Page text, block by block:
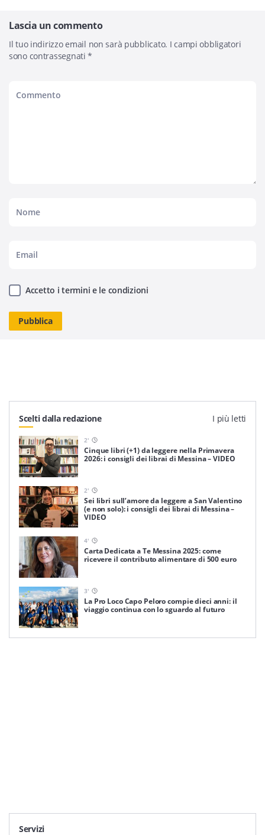
Lascia un commento
Il tuo indirizzo email non sarà pubblicato. I campi obbligatori
sono contrassegnati*
Accetto i termini e le condizioni
Scelti dalla redazione I più letti
2'
Cinque libri (+1) da leggere nella Primavera
2026: i consigli dei librai di Messina – VIDEO
2'
Sei libri sull’amore da leggere a San Valentino
(e non solo): i consigli dei librai di Messina –
VIDEO
4'
Carta Dedicata a Te Messina 2025: come
ricevere il contributo alimentare di 500 euro
3'
La Pro Loco Capo Peloro compie dieci anni: il
viaggio continua con lo sguardo al futuro
Servizi